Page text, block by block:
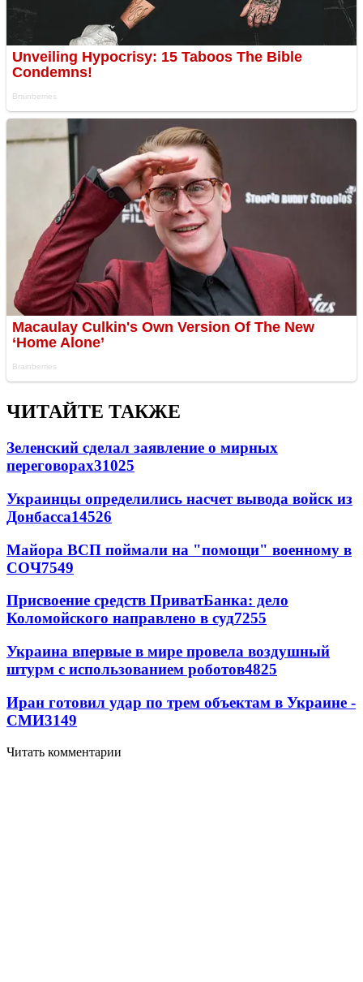
ЧИТАЙТЕ ТАКЖЕ
Зеленский сделал заявление о мирных
переговорах31025
Украинцы определились насчет вывода войск из
Донбасса14526
Майора ВСП поймали на "помощи" военному в
СОЧ7549
Присвоение средств ПриватБанка: дело
Коломойского направлено в суд7255
Украина впервые в мире провела воздушный
штурм с использованием роботов4825
Иран готовил удар по трем объектам в Украине -
СМИ3149
Читать комментарии